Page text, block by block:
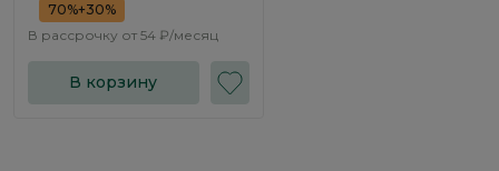
70%+30%
В рассрочку от 54 ₽/месяц
В корзину